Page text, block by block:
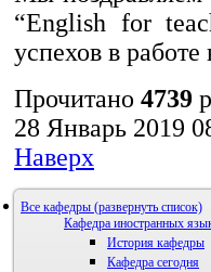
“English for
успехов в
Прочитано 4739
28 Январь 2019
Наверх
Все кафедры
Кафедра иностранных
История кафедры
Кафедра сегодня